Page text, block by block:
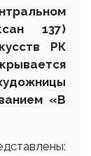
137)
РК
«В